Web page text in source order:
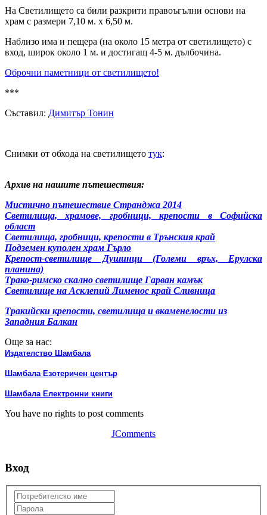
На Светилището са били разкрити правоъгълни основи на
храм с размери 7,10 м. х 6,50 м.
Наблизо има и пещера (на около 15 метра от светилището) с
вход, широк около 1 м. и достигащ 4-5 м. дълбочина.
Оброчни паметници от светилището!
***
Съставил: Димитър Тонин
Снимки от обхода на светилището тук:
Архив на нашите пътешествия:
Мистично пътешествие Странджа 2014
Светилища, храмове, гробници, крепости в Софийска
област
Светилища, гробници, крепости в Трънския край
Подземен куполен храм Гърло
Крепост-светилище Душинци (Големи връх, Ерулска
планина)
Трако-римско скално светилище Гарван камък
Светилище на Асклепий Лименос край Сливница
Тракийски крепости, светилища и вкаменелости из
Западния Балкан
Още за нас:
Издателство Шамбала
Шамбала Езотеричен център
Шамбала Електронни книги
You have no rights to post comments
JComments
Вход